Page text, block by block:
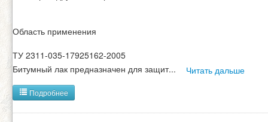
Область применения
ТУ 2311-035-17925162-2005
Битумный лак предназначен для защит... Читать дальше
Подробнее